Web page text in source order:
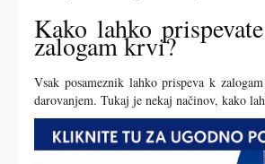
Kako lahko
zalogam krvi?
Vsak posameznik lahko prispeva k
darovanjem. Tukaj je nekaj načinov, kako